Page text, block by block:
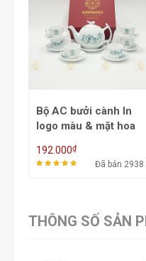
Bộ AC bưởi cành In
logo màu & mặt hoa
550/650ml
192.000₫
Đã bán 2938
THÔNG SỐ SẢN